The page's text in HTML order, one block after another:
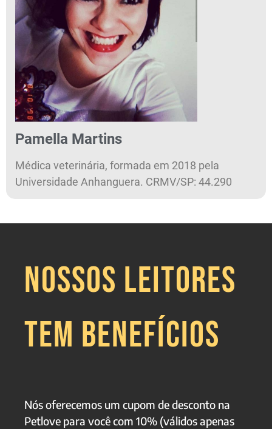
Pamella Martins
Médica veterinária, formada em 2018 pela
Universidade Anhanguera. CRMV/SP: 44.290
NOSSOS LEITORES
TEM BENEFÍCIOS
Nós oferecemos um cupom de desconto na
Petlove para você com 10% (válidos apenas